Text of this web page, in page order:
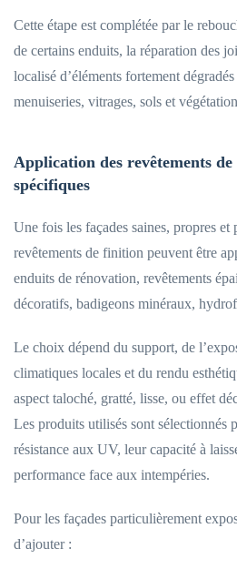
Cette étape est complétée par le
de certains enduits, la réparation des
localisé d’éléments fortement
menuiseries, vitrages, sols et
Application des revêtements
spécifiques
Une fois les façades saines, propres et
revêtements de finition peuvent être
enduits de rénovation, revêtements
décoratifs, badigeons minéraux,
Le choix dépend du support, de
climatiques locales et du rendu
aspect taloché, gratté, lisse, ou effet
Les produits utilisés sont sélectionnés
résistance aux UV, leur capacité à
performance face aux intempéries.
Pour les façades particulièrement
d’ajouter :